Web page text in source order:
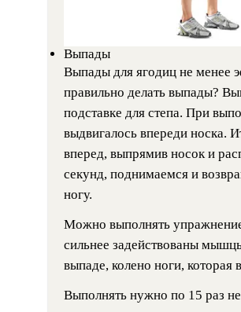
Выпады
Выпады для ягодиц не менее
правильно делать выпады?
подставке для степа. При
выдвигалось впереди носка.
вперед, выпрямив носок и
секунд, поднимаемся и
ногу.
Можно выполнять
сильнее задействованы
выпаде, колено ноги, которая
Выполнять нужно по 15 раз